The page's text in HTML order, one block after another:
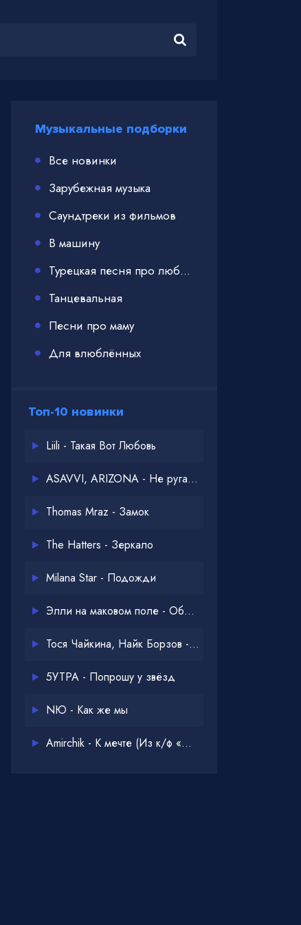
Музыкальные подборки
Все новинки
Зарубежная музыка
Саундтреки из фильмов
В машину
Турецкая песня про любовь
Танцевальная
Песни про маму
Для влюблённых
Топ-10 новинки
Liili - Такая Вот Любовь
ASAVVI, ARIZONA - Не ругайся
Thomas Mraz - Замок
The Hatters - Зеркало
Milana Star - Подожди
Элли на маковом поле - Обнимай
Тося Чайкина, Найк Борзов - Опять
5УТРА - Попрошу у звёзд
NЮ - Как же мы
Amirchik - К мечте (Из к/ф «Одна дома 3»)